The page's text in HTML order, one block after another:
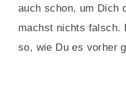
auch schon, um Dich
machst nichts falsch.
so, wie Du es vorher